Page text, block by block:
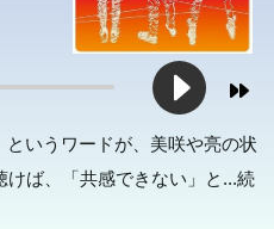
というワードが、美咲や亮の状
ば、「共感できない」と ...続